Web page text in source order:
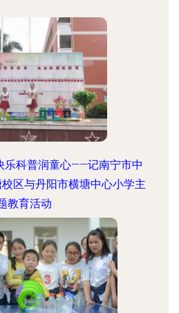
乐科普润童心——记南宁市中
区与丹阳市横塘中心小学主
教育活动